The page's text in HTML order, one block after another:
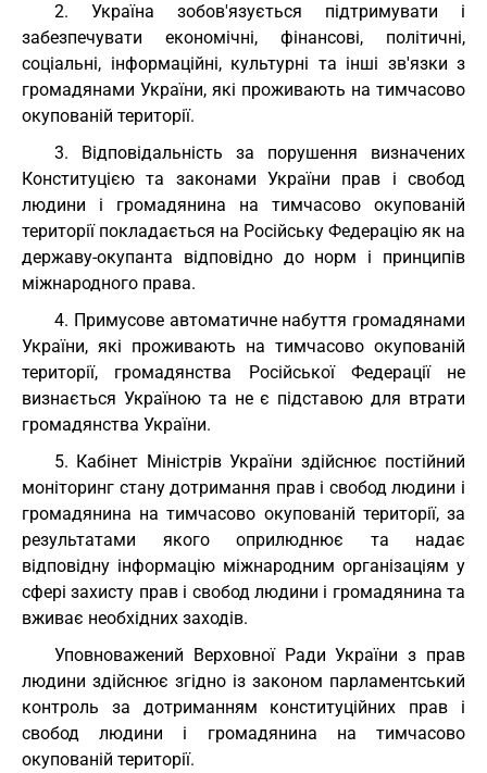
2. Україна зобов'язується підтримувати і
забезпечувати економічні, фінансові, політичні,
соціальні, інформаційні, культурні та інші зв'язки з
громадянами України, які проживають на тимчасово
окупованій території.
3. Відповідальність за порушення визначених
Конституцією та законами України прав і свобод
людини і громадянина на тимчасово окупованій
території покладається на Російську Федерацію як на
державу-окупанта відповідно до норм і принципів
міжнародного права.
4. Примусове автоматичне набуття громадянами
України, які проживають на тимчасово окупованій
території, громадянства Російської Федерації не
визнається Україною та не є підставою для втрати
громадянства України.
5. Кабінет Міністрів України здійснює постійний
моніторинг стану дотримання прав і свобод людини і
громадянина на тимчасово окупованій території, за
результатами якого оприлюднює та надає
відповідну інформацію міжнародним організаціям у
сфері захисту прав і свобод людини і громадянина та
вживає необхідних заходів.
Уповноважений Верховної Ради України з прав
людини здійснює згідно із законом парламентський
контроль за дотриманням конституційних прав і
свобод людини і громадянина на тимчасово
окупованій території.